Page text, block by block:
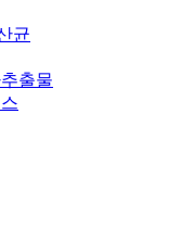
균
출물